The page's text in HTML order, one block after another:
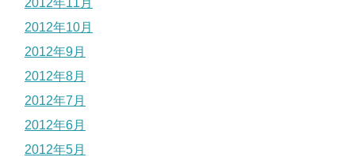
2012年10月
2012年9月
2012年8月
2012年7月
2012年6月
2012年5月